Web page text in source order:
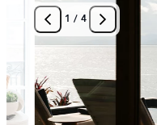
1 / 4